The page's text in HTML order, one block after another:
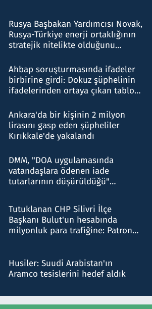
Rusya Başbakan Yardımcısı Novak,
Rusya-Türkiye enerji ortaklığının
stratejik nitelikte olduğunu
Ahbap soruşturmasında ifadeler
birbirine girdi: Dokuz şüphelinin
ifadelerinden ortaya çıkan tablo
Ankara'da bir kişinin 2 milyon
lirasını gasp eden şüpheliler
Kırıkkale'de yakalandı
DMM, "DOA uygulamasında
vatandaşlara ödenen iade
tutarlarının düşürüldüğü"
Tutuklanan CHP Silivri İlçe
Başkanı Bulut'un hesabında
milyonluk para trafiğine: Patron
Husiler: Suudi Arabistan'ın
Aramco tesislerini hedef aldık